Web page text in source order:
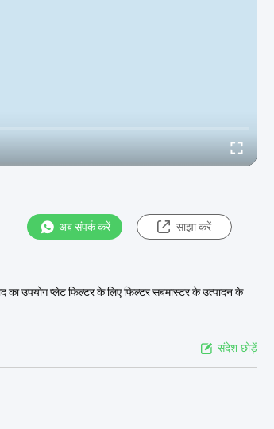
अब संपर्क करें साझा करें
उपयोग प्लेट फिल्टर के लिए फिल्टर सबमास्टर के उत्पादन के
संदेश छोड़ें